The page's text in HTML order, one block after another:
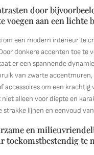
door
voegen aan een lichte
om een modern interieur te
donkere accenten toe te
er een spannende
van zwarte
accessoires om een krachtig
alleen voor diepte en
strakke lijnen en eenvoud
en
toekomstbestendig te